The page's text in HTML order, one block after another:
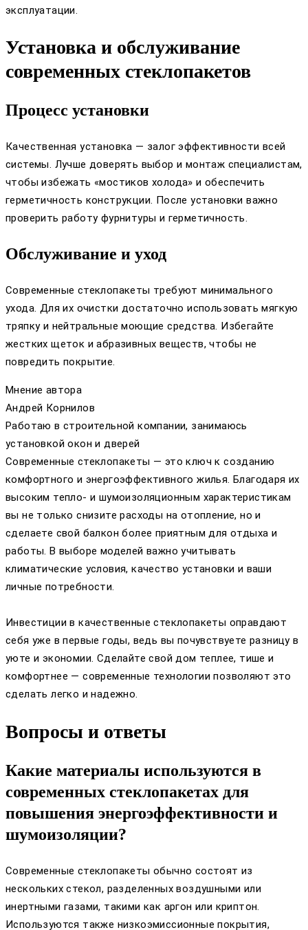
эксплуатации.
Установка и обслуживание
современных стеклопакетов
Процесс установки
Качественная установка — залог эффективности всей
системы. Лучше доверять выбор и монтаж специалистам,
чтобы избежать «мостиков холода» и обеспечить
герметичность конструкции. После установки важно
проверить работу фурнитуры и герметичность.
Обслуживание и уход
Современные стеклопакеты требуют минимального
ухода. Для их очистки достаточно использовать мягкую
тряпку и нейтральные моющие средства. Избегайте
жестких щеток и абразивных веществ, чтобы не
повредить покрытие.
Мнение автора
Андрей Корнилов
Работаю в строительной компании, занимаюсь
установкой окон и дверей
Современные стеклопакеты — это ключ к созданию
комфортного и энергоэффективного жилья. Благодаря их
высоким тепло- и шумоизоляционным характеристикам
вы не только снизите расходы на отопление, но и
сделаете свой балкон более приятным для отдыха и
работы. В выборе моделей важно учитывать
климатические условия, качество установки и ваши
личные потребности.
Инвестиции в качественные стеклопакеты оправдают
себя уже в первые годы, ведь вы почувствуете разницу в
уюте и экономии. Сделайте свой дом теплее, тише и
комфортнее — современные технологии позволяют это
сделать легко и надежно.
Вопросы и ответы
Какие материалы используются в
современных стеклопакетах для
повышения энергоэффективности и
шумоизоляции?
Современные стеклопакеты обычно состоят из
нескольких стекол, разделенных воздушными или
инертными газами, такими как аргон или криптон.
Используются также низкоэмиссионные покрытия,